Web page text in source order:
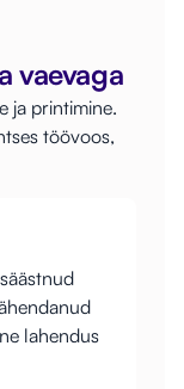
vaevaga
ja printimine.
töövoos,
lahendus